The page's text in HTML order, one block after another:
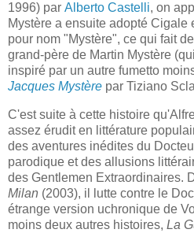
1996) par Alberto Castelli, on
Mystère a ensuite adopté Cigale
pour nom "Mystère", ce qui fait
grand-père de Martin Mystère
inspiré par un autre fumetto
Jacques Mystère par Tiziano
C'est suite à cette histoire
assez érudit en littérature
des aventures inédites du
parodique et des allusions
des Gentlemen Extraordinaires.
Milan (2003), il lutte contre le
étrange version uchronique de
moins deux autres histoires, La